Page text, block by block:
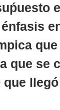
que se